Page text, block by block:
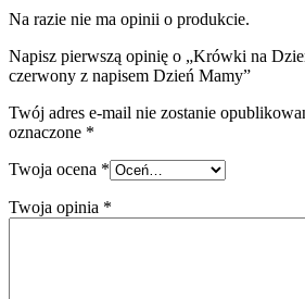
Na razie nie ma opinii o produkcie.
Napisz pierwszą opinię o „Krówki na
czerwony z napisem Dzień Mamy”
Twój adres e-mail nie zostanie
oznaczone *
Twoja ocena *
Twoja opinia *